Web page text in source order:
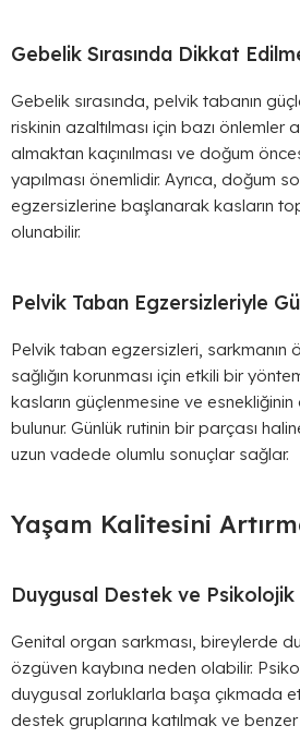
Gebelik Sırasında Dikkat
Gebelik sırasında, pelvik tabanın
riskinin azaltılması için bazı önlemler
almaktan kaçınılması ve doğum
yapılması önemlidir. Ayrıca, doğum
egzersizlerine başlanarak kasların
olunabilir.
Pelvik Taban Egzersizleriyle
Pelvik taban egzersizleri, sarkmanın
sağlığın korunması için etkili bir
kasların güçlenmesine ve esnekliğinin
bulunur. Günlük rutinin bir parçası
uzun vadede olumlu sonuçlar sağlar.
Yaşam Kalitesini
Duygusal Destek ve Psikolojik
Genital organ sarkması, bireylerde
özgüven kaybına neden olabilir.
duygusal zorluklarla başa çıkmada
destek gruplarına katılmak ve